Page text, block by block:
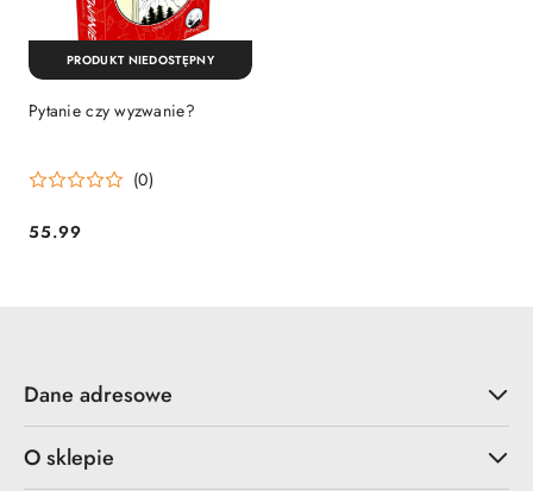
Pytanie czy wyzwanie?
(0)
Cena:
55.99
PRODUKT NIEDOSTĘPNY
Dane adresowe
O sklepie